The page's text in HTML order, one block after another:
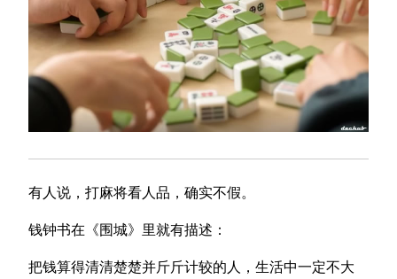
有人说，打麻将看人品，确实不假。
钱钟书在《围城》里就有描述：
把钱算得清清楚楚并斤斤计较的人，生活中一定不大